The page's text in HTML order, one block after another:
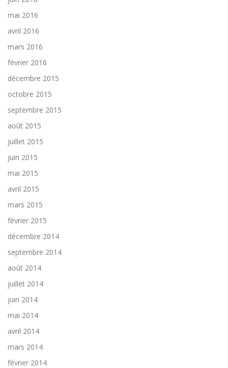
mai 2016
avril 2016
mars 2016
février 2016
décembre 2015
octobre 2015
septembre 2015
août 2015
juillet 2015
juin 2015
mai 2015
avril 2015
mars 2015
février 2015
décembre 2014
septembre 2014
août 2014
juillet 2014
juin 2014
mai 2014
avril 2014
mars 2014
février 2014